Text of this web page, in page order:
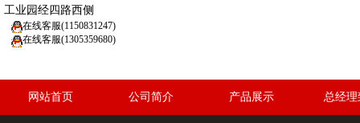
工业园经四路西侧
在线客服(1150831247)
在线客服(1305359680)
网站首页 公司简介 产品展示 总经理